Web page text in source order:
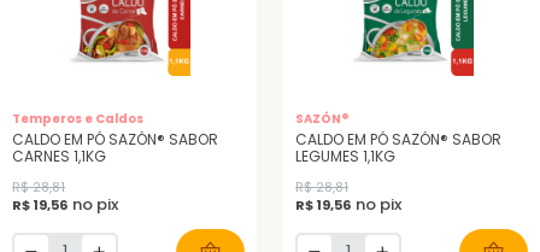
Temperos e Caldos
CALDO EM PÓ SAZÓN® SABOR
CARNES 1,1KG
R$ 28,81
R$ 19,56 no pix
SAZÓN®
CALDO EM PÓ SAZÓN® SABOR
LEGUMES 1,1KG
R$ 28,81
R$ 19,56 no pix